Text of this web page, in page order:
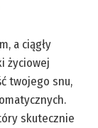
a ciągły
życiowej
twojego snu,
skutecznie